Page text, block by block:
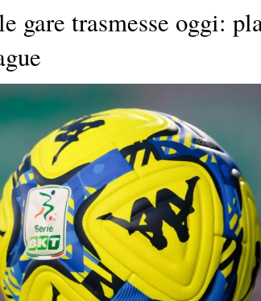
gare trasmesse oggi: